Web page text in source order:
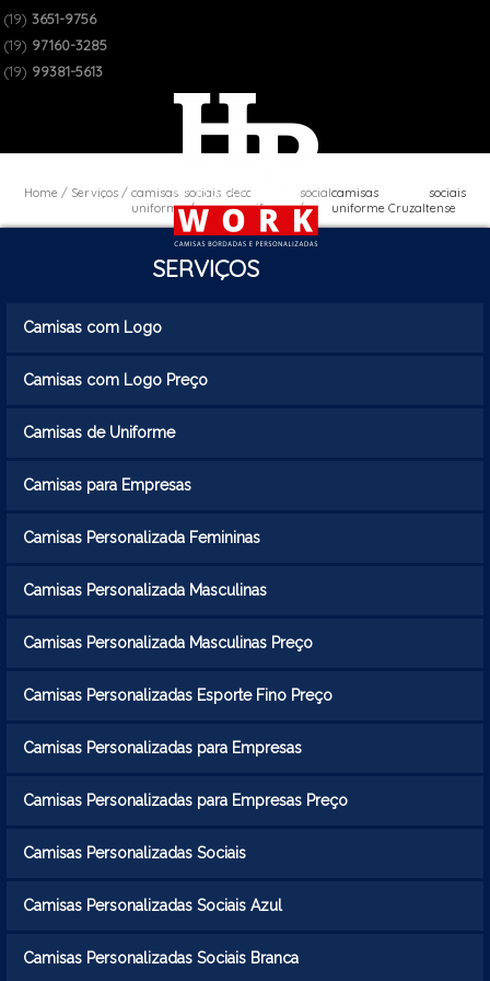
(19) 3651-9756
(19) 97160-3285
(19) 99381-5613
Home Serviços
camisas sociais de
uniforme
camisa social
uniforme
camisas sociais
uniforme Cruzaltense
SERVIÇOS
Camisas com Logo
Camisas com Logo Preço
Camisas de Uniforme
Camisas para Empresas
Camisas Personalizada Femininas
Camisas Personalizada Masculinas
Camisas Personalizada Masculinas Preço
Camisas Personalizadas Esporte Fino Preço
Camisas Personalizadas para Empresas
Camisas Personalizadas para Empresas Preço
Camisas Personalizadas Sociais
Camisas Personalizadas Sociais Azul
Camisas Personalizadas Sociais Branca